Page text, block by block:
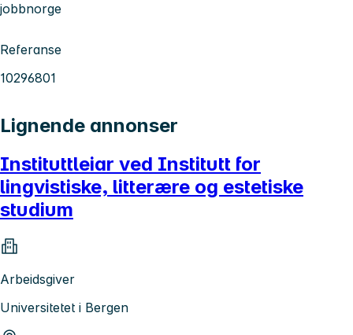
jobbnorge
Referanse
10296801
Lignende annonser
Instituttleiar ved Institutt for
lingvistiske, litterære og estetiske
studium
Arbeidsgiver
Universitetet i Bergen